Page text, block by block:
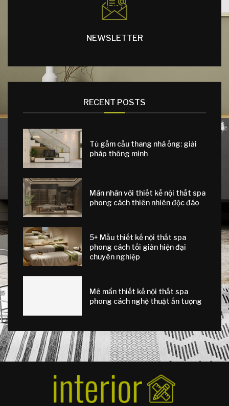
NEWSLETTER
RECENT POSTS
Tủ gầm cầu thang nhà ống: giải
pháp thông minh
Mãn nhãn với thiết kế nội thất spa
phong cách thiên nhiên độc đáo
5+ Mẫu thiết kế nội thất spa
phong cách tối giản hiện đại
chuyên nghiệp
Mê mẩn thiết kế nội thất spa
phong cách nghệ thuật ấn tượng